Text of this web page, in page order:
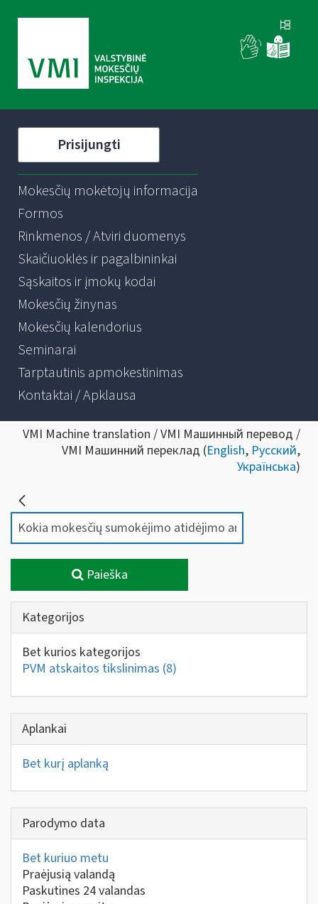
Prisijungti
Mokesčių mokėtojų informacija
Formos
Rinkmenos / Atviri duomenys
Skaičiuoklės ir pagalbininkai
Sąskaitos ir įmokų kodai
Mokesčių žinynas
Mokesčių kalendorius
Seminarai
Tarptautinis apmokestinimas
Kontaktai / Apklausa
VMI Machine translation / VMI Машинный перевод /
VMI Машинний переклад (English, Русский,
Українська)
Paieška
Kategorijos
Bet kurios kategorijos
PVM atskaitos tikslinimas (8)
Aplankai
Bet kurį aplanką
Parodymo data
Bet kuriuo metu
Praėjusią valandą
Paskutines 24 valandas